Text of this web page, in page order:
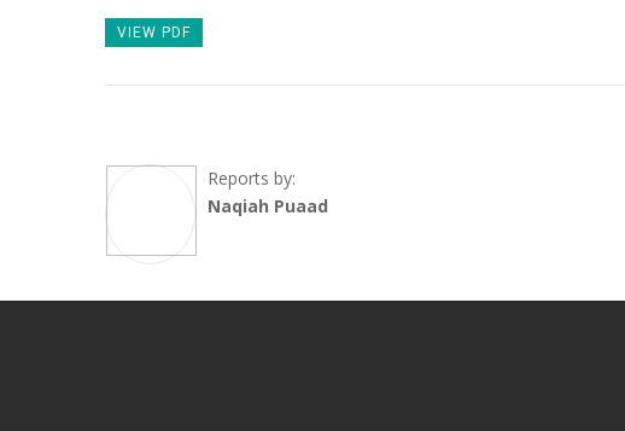
VIEW PDF
Reports by:
Naqiah Puaad